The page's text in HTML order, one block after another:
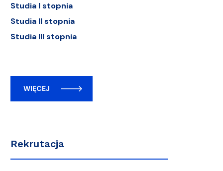
Studia I stopnia
Studia II stopnia
Studia III stopnia
WIĘCEJ
Rekrutacja